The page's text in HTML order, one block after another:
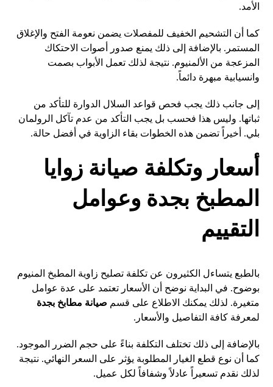
الأمد.
كما أن التشحيم الخفيف للمفصلات يضمن نعومة الفتح والإغلاق
المستمر. بالإضافة إلى ذلك يمنع صدور أصوات الاحتكاك
المزعجة من الألمنيوم. نتيجة لذلك تعمل الأبواب بصمت
وانسيابية مبهرة دائماً.
إلى جانب ذلك يجب فحص قواعد السلال الدوارة للتأكد من
ثباتها. وليس هذا فحسب بل يجب التأكد من عدم تآكل الرولمان
بلي. أخيراً تضمن هذه الخطوات بقاء الزاوية في أفضل حالة.
أسعار وتكلفة صيانة زوايا
المطبخ بجدة وعوامل
التقييم
بالطبع يتساءل الكثيرون عن تكلفة تصليح زاوية المطبخ المنيوم
بوضوح. في البداية نوضح أن الأسعار تعتمد على عدة عوامل
متغيرة. لذلك يمكنك الاطلاع على قسم صيانة مطابخ بجدة
لمعرفة كافة التفاصيل والأسعار.
بالإضافة إلى ذلك تختلف التكلفة بناءً على حجم الضرر الموجود.
كما أن نوع قطع الغيار المطلوبة يؤثر على السعر النهائي. نتيجة
لذلك نقدم تسعيراً عادلاً وشفافاً لكل عميل.